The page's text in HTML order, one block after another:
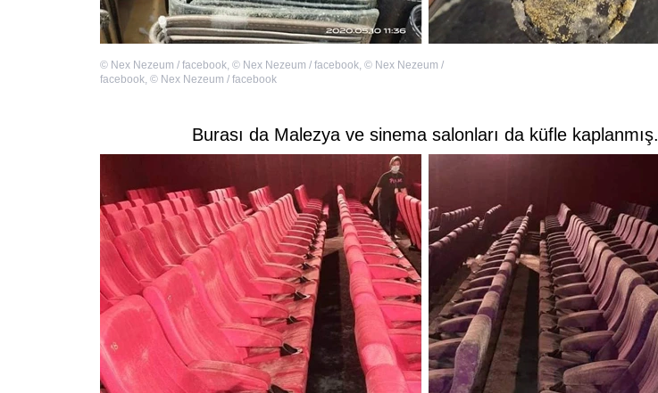
© Nex Nezeum / facebook, © Nex Nezeum / facebook, © Nex Nezeum /
facebook, © Nex Nezeum / facebook
Burası da Malezya ve sinema salonları da küfle kaplanmış.